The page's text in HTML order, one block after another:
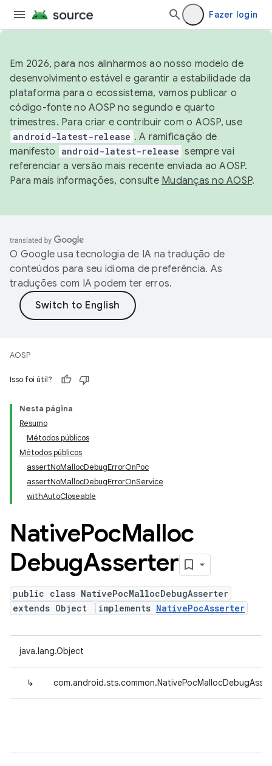
Fazer login
Em 2026, para nos alinharmos ao nosso modelo de
desenvolvimento estável e garantir a estabilidade da
plataforma para o ecossistema, vamos publicar o
código-fonte no AOSP no segundo e quarto
trimestres. Para criar e contribuir com o AOSP, use
android-latest-release . A ramificação de
manifesto
android-latest-release sempre vai
referenciar a versão mais recente enviada ao AOSP.
Para mais informações, consulte Mudanças no AOSP.
O Google usa tecnologia de IA na tradução de
conteúdos para seu idioma de preferência. As
traduções com IA podem ter erros.
AOSP
Isso foi útil?
Nesta página
Resumo
Métodos públicos
Métodos públicos
assertNoMallocDebugErrorOnPoc
assertNoMallocDebugErrorOnService
withAutoCloseable
NativePocMalloc
DebugAsserter
public class NativePocMallocDebugAsserter
extends Object
implements NativePocAsserter
java.lang.Object
↳